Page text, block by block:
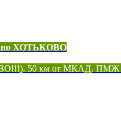
ХОТЬКОВО
50 км от МКАД. ПМЖ